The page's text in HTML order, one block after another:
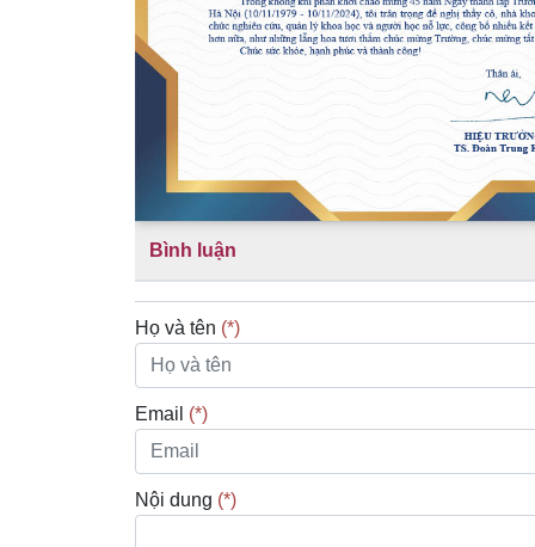
Bình luận
Họ và tên (*)
Email (*)
Nội dung (*)